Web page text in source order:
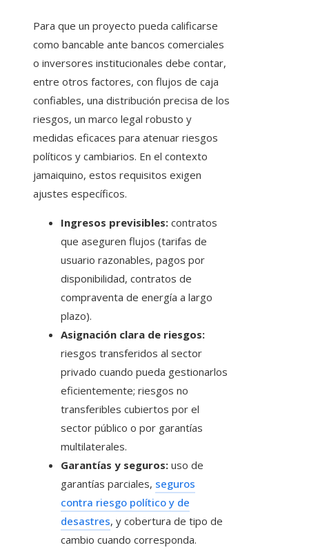
Para que un proyecto pueda calificarse
como bancable ante bancos comerciales
o inversores institucionales debe contar,
entre otros factores, con flujos de caja
confiables, una distribución precisa de los
riesgos, un marco legal robusto y
medidas eficaces para atenuar riesgos
políticos y cambiarios. En el contexto
jamaiquino, estos requisitos exigen
ajustes específicos.
Ingresos previsibles: contratos
que aseguren flujos (tarifas de
usuario razonables, pagos por
disponibilidad, contratos de
compraventa de energía a largo
plazo).
Asignación clara de riesgos:
riesgos transferidos al sector
privado cuando pueda gestionarlos
eficientemente; riesgos no
transferibles cubiertos por el
sector público o por garantías
multilaterales.
Garantías y seguros: uso de
garantías parciales, seguros
contra riesgo político y de
desastres, y cobertura de tipo de
cambio cuando corresponda.